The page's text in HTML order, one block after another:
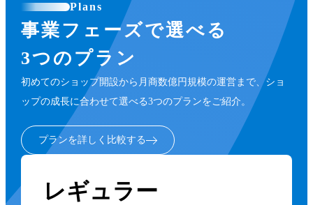
Plans
事業フェーズで選べる
3つのプラン
初めてのショップ開設から月商数億円規模の運営まで、ショ
ップの成長に合わせて選べる3つのプランをご紹介。
プランを詳しく比較する
レギュラー